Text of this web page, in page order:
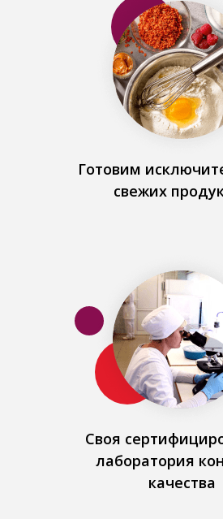
Готовим
свежих
Своя
лаборатория
качества